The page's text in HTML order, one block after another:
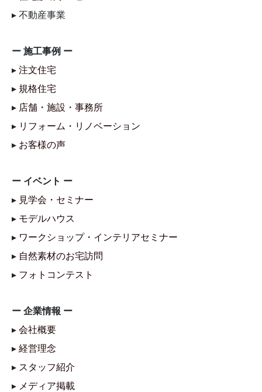
▸ 不動産事業
ー 施工事例 ー
▸ 注文住宅
▸ 規格住宅
▸ 店舗・施設・事務所
▸ リフォーム・リノベーション
▸ お客様の声
ー イベント ー
▸ 見学会・セミナー
▸ モデルハウス
▸ ワークショップ・インテリアセミナー
▸ 自然素材のお宅訪問
▸ フォトコンテスト
ー 企業情報 ー
▸ 会社概要
▸ 経営理念
▸ スタッフ紹介
▸ メディア掲載